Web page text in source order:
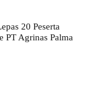
20 Peserta
PT Agrinas Palma